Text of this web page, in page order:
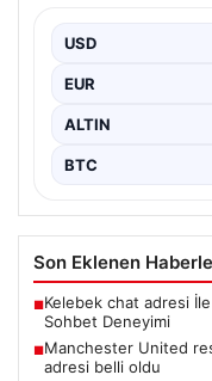
USD
EUR
ALTIN
BTC
Son Eklenen
■Kelebek chat adresi
Sohbet Deneyimi
■Manchester United
adresi belli oldu